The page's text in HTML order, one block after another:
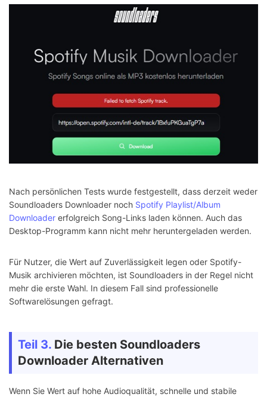
Nach persönlichen Tests wurde festgestellt, dass derzeit weder
Soundloaders Downloader noch Spotify Playlist/Album
Downloader erfolgreich Song-Links laden können. Auch das
Desktop-Programm kann nicht mehr heruntergeladen werden.
Für Nutzer, die Wert auf Zuverlässigkeit legen oder Spotify-
Musik archivieren möchten, ist Soundloaders in der Regel nicht
mehr die erste Wahl. In diesem Fall sind professionelle
Softwarelösungen gefragt.
Teil 3. Die besten Soundloaders
Downloader Alternativen
Wenn Sie Wert auf hohe Audioqualität, schnelle und stabile